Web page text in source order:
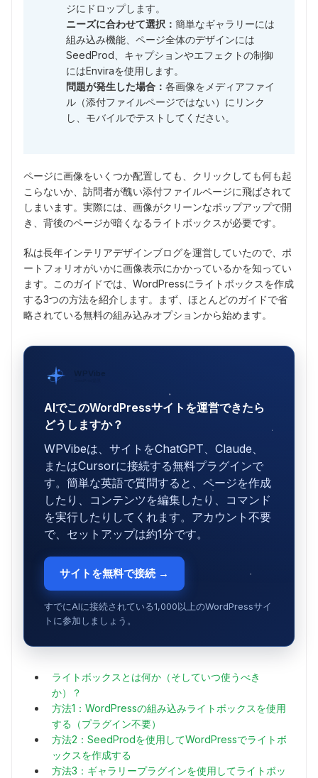
ジにドロップします。
ニーズに合わせて選択： 簡単なギャラリーには
組み込み機能、ページ全体のデザインには
SeedProd、キャプションやエフェクトの制御
にはEnviraを使用します。
問題が発生した場合： 各画像をメディアファイ
ル（添付ファイルページではない）にリンク
し、モバイルでテストしてください。
ページに画像をいくつか配置しても、クリックしても何も起
こらないか、訪問者が醜い添付ファイルページに飛ばされて
しまいます。実際には、画像がクリーンなポップアップで開
き、背後のページが暗くなるライトボックスが必要です。
私は長年インテリアデザインブログを運営していたので、ポ
ートフォリオがいかに画像表示にかかっているかを知ってい
ます。このガイドでは、WordPressにライトボックスを作成
する3つの方法を紹介します。まず、ほとんどのガイドで省
略されている無料の組み込みオプションから始めます。
WPVibe
AIでこのWordPressサイトを運営できたら
どうしますか？
WPVibeは、サイトをChatGPT、Claude、
またはCursorに接続する無料プラグインで
す。簡単な英語で質問すると、ページを作成
したり、コンテンツを編集したり、コマンド
を実行したりしてくれます。アカウント不要
で、セットアップは約1分です。
サイトを無料で接続 →
すでにAIに接続されている1,000以上のWordPressサイ
トに参加しましょう。
ライトボックスとは何か（そしていつ使うべき
か）？
方法1：WordPressの組み込みライトボックスを使用
する（プラグイン不要）
方法2：SeedProdを使用してWordPressでライトボ
ックスを作成する
方法3：ギャラリープラグインを使用してライトボッ